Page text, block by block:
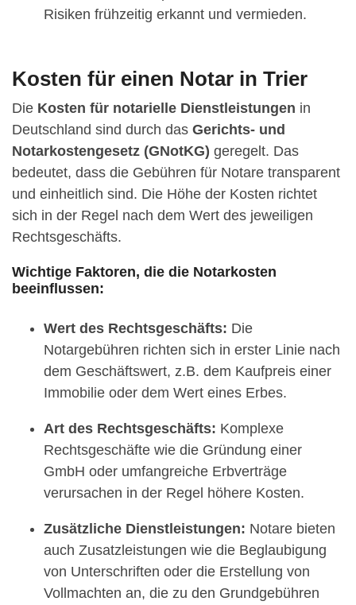
Risiken frühzeitig erkannt und vermieden.
Kosten für einen Notar in Trier
Die Kosten für notarielle Dienstleistungen in
Deutschland sind durch das Gerichts- und
Notarkostengesetz (GNotKG) geregelt. Das
bedeutet, dass die Gebühren für Notare transparent
und einheitlich sind. Die Höhe der Kosten richtet
sich in der Regel nach dem Wert des jeweiligen
Rechtsgeschäfts.
Wichtige Faktoren, die die Notarkosten
beeinflussen:
Wert des Rechtsgeschäfts: Die
Notargebühren richten sich in erster Linie nach
dem Geschäftswert, z.B. dem Kaufpreis einer
Immobilie oder dem Wert eines Erbes.
Art des Rechtsgeschäfts: Komplexe
Rechtsgeschäfte wie die Gründung einer
GmbH oder umfangreiche Erbverträge
verursachen in der Regel höhere Kosten.
Zusätzliche Dienstleistungen: Notare bieten
auch Zusatzleistungen wie die Beglaubigung
von Unterschriften oder die Erstellung von
Vollmachten an, die zu den Grundgebühren